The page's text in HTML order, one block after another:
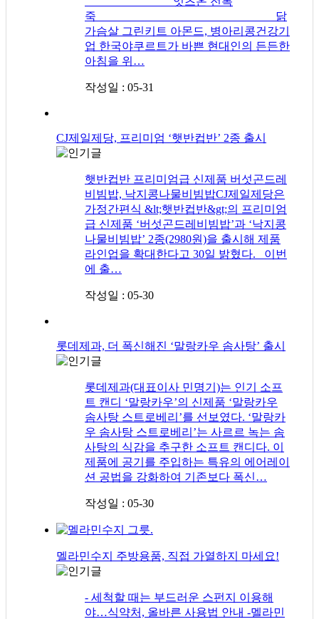
죽 닭
가슴살 그린키트 아몬드, 병아리콩건강기
업 한국야쿠르트가 바쁜 현대인의 든든한
아침을 위…
작성일 : 05-31
CJ제일제당, 프리미엄 ‘햇반컵반’ 2종 출시
햇반컵반 프리미엄급 신제품 버섯곤드레
비빔밥, 낙지콩나물비빔밥CJ제일제당은
가정간편식 &lt;햇반컵반&gt;의 프리미엄
급 신제품 ‘버섯곤드레비빔밥’과 ‘낙지콩
나물비빔밥’ 2종(2980원)을 출시해 제품
라인업을 확대한다고 30일 밝혔다. 이번
에 출…
작성일 : 05-30
롯데제과, 더 폭신해진 ‘말랑카우 솜사탕’ 출시
롯데제과(대표이사 민명기)는 인기 소프
트 캔디 ‘말랑카우’의 신제품 ‘말랑카우
솜사탕 스트로베리’를 선보였다. ‘말랑카
우 솜사탕 스트로베리’는 사르르 녹는 솜
사탕의 식감을 추구한 소프트 캔디다. 이
제품에 공기를 주입하는 특유의 에어레이
션 공법을 강화하여 기존보다 폭신…
작성일 : 05-30
멜라민수지 주방용품, 직접 가열하지 마세요!
- 세척할 때는 부드러운 스펀지 이용해
야…식약처, 올바른 사용법 안내 -멜라민